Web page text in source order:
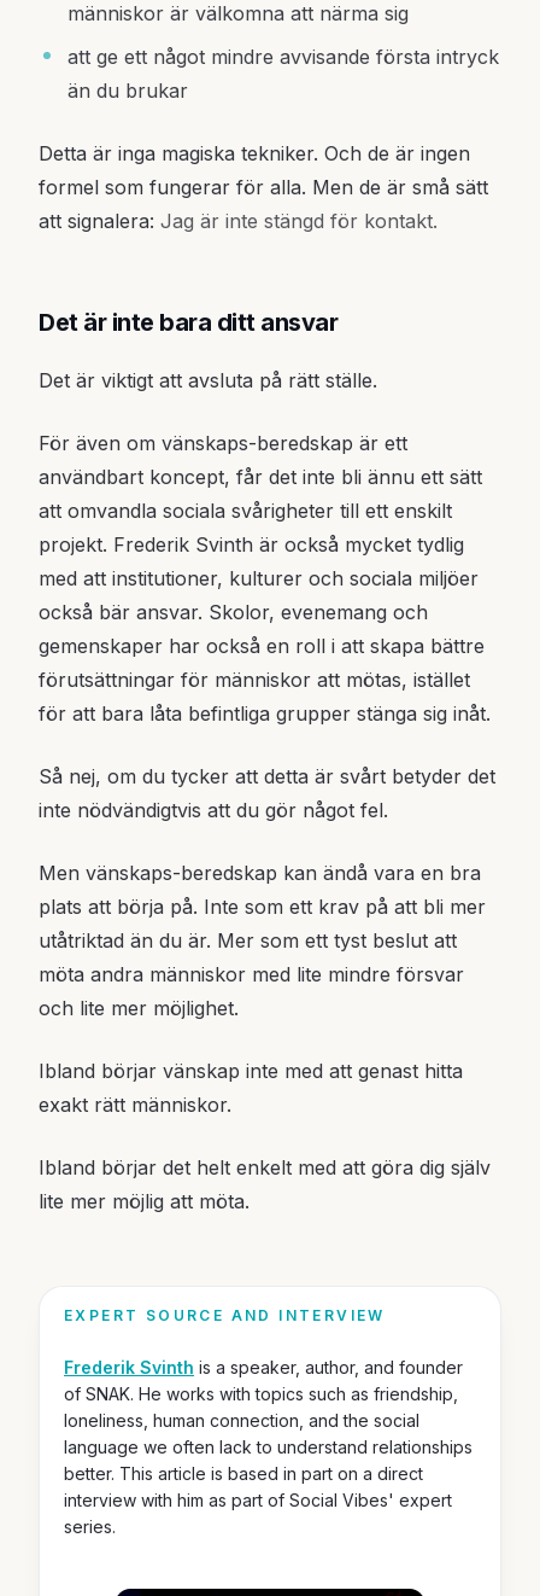
människor är välkomna att närma sig
att ge ett något mindre avvisande första intryck
än du brukar
Detta är inga magiska tekniker. Och de är ingen
formel som fungerar för alla. Men de är små sätt
att signalera: Jag är inte stängd för kontakt.
Det är inte bara ditt ansvar
Det är viktigt att avsluta på rätt ställe.
För även om vänskaps-beredskap är ett
användbart koncept, får det inte bli ännu ett sätt
att omvandla sociala svårigheter till ett enskilt
projekt. Frederik Svinth är också mycket tydlig
med att institutioner, kulturer och sociala miljöer
också bär ansvar. Skolor, evenemang och
gemenskaper har också en roll i att skapa bättre
förutsättningar för människor att mötas, istället
för att bara låta befintliga grupper stänga sig inåt.
Så nej, om du tycker att detta är svårt betyder det
inte nödvändigtvis att du gör något fel.
Men vänskaps-beredskap kan ändå vara en bra
plats att börja på. Inte som ett krav på att bli mer
utåtriktad än du är. Mer som ett tyst beslut att
möta andra människor med lite mindre försvar
och lite mer möjlighet.
Ibland börjar vänskap inte med att genast hitta
exakt rätt människor.
Ibland börjar det helt enkelt med att göra dig själv
lite mer möjlig att möta.
EXPERT SOURCE AND INTERVIEW
Frederik Svinth is a speaker, author, and founder
of SNAK. He works with topics such as friendship,
loneliness, human connection, and the social
language we often lack to understand relationships
better. This article is based in part on a direct
interview with him as part of Social Vibes' expert
series.